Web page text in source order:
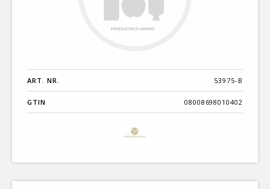
ART. NR. 53975-B
GTIN 08008698010402